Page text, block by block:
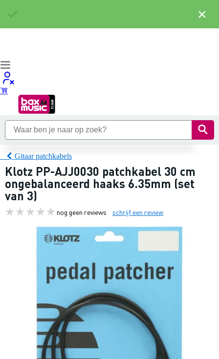
Gitaar patchkabels
Klotz PP-AJJ0030 patchkabel 30 cm
ongebalanceerd haaks 6.35mm (set
van 3)
nog geen reviews schrijf een review
×